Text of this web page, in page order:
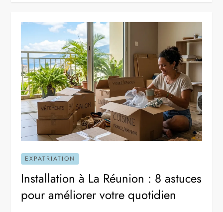
EXPATRIATION
Installation à La Réunion : 8 astuces
pour améliorer votre quotidien